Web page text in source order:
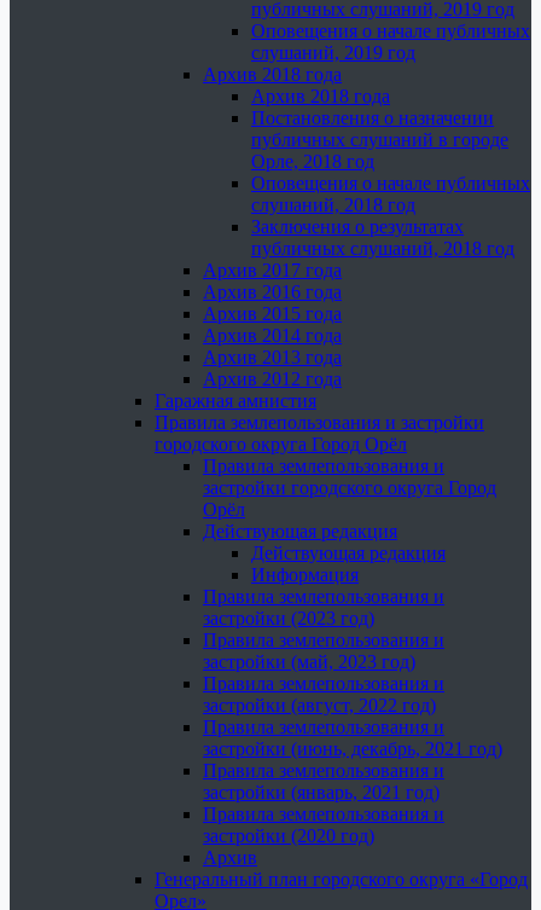
публичных слушаний, 2019 год
Оповещения о начале публичных
слушаний, 2019 год
Архив 2018 года
Архив 2018 года
Постановления о назначении
публичных слушаний в городе
Орле, 2018 год
Оповещения о начале публичных
слушаний, 2018 год
Заключения о результатах
публичных слушаний, 2018 год
Архив 2017 года
Архив 2016 года
Архив 2015 года
Архив 2014 года
Архив 2013 года
Архив 2012 года
Гаражная амнистия
Правила землепользования и застройки
городского округа Город Орёл
Правила землепользования и
застройки городского округа Город
Орёл
Действующая редакция
Действующая редакция
Информация
Правила землепользования и
застройки (2023 год)
Правила землепользования и
застройки (май, 2023 год)
Правила землепользования и
застройки (август, 2022 год)
Правила землепользования и
застройки (июнь, декабрь, 2021 год)
Правила землепользования и
застройки (январь, 2021 год)
Правила землепользования и
застройки (2020 год)
Архив
Генеральный план городского округа «Город
Орел»